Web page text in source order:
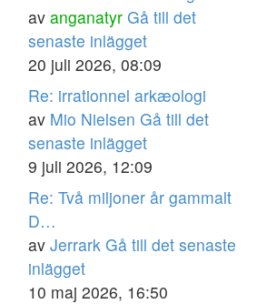
av anganatyr Gå till det
senaste inlägget
20 juli 2026, 08:09
Re: irrationnel arkæologi
av Mio Nielsen Gå till det
senaste inlägget
9 juli 2026, 12:09
Re: Två miljoner år gammalt
D…
av Jerrark Gå till det senaste
inlägget
10 maj 2026, 16:50